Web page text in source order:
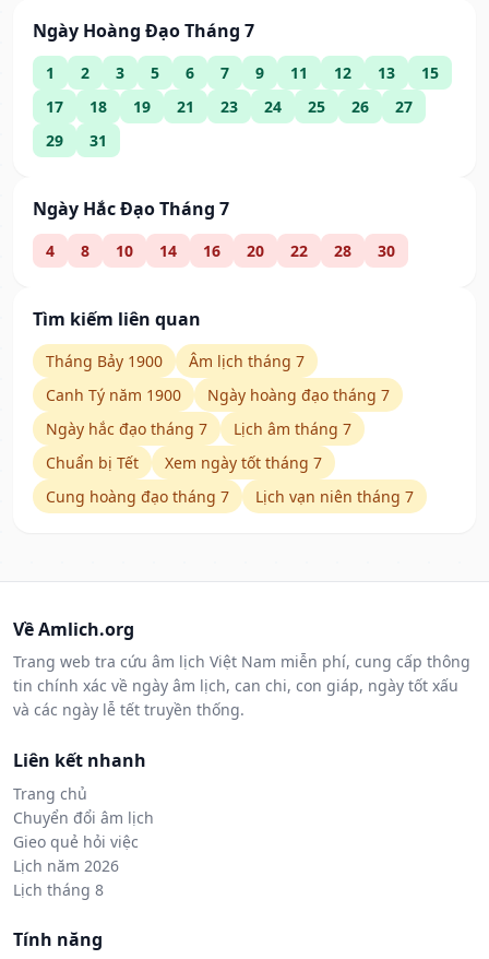
Ngày Hoàng Đạo Tháng 7
1 2 3 5 6 7 9 11 12 13
15
17
18 19 21 23 24 25 26
27
29
31
Ngày Hắc Đạo Tháng 7
4 8 10 14 16 20 22 28 30
Tìm kiếm liên quan
Tháng Bảy 1900
Âm lịch tháng 7
Canh Tý năm 1900
Ngày hoàng đạo tháng 7
Ngày hắc đạo tháng 7
Lịch âm tháng 7
Chuẩn bị Tết
Xem ngày tốt tháng 7
Cung hoàng đạo tháng 7
Lịch vạn niên tháng 7
Về Amlich.org
Trang web tra cứu âm lịch Việt Nam miễn phí, cung cấp thông
tin chính xác về ngày âm lịch, can chi, con giáp, ngày tốt xấu
và các ngày lễ tết truyền thống.
Liên kết nhanh
Trang chủ
Chuyển đổi âm lịch
Gieo quẻ hỏi việc
Lịch năm 2026
Lịch tháng 8
Tính năng